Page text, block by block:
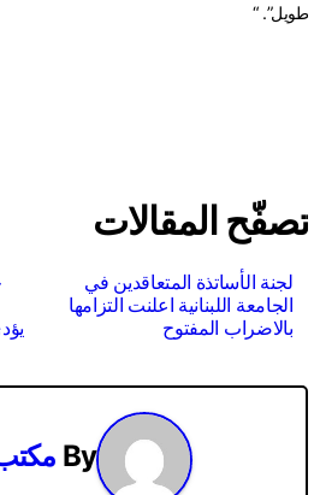
طويل”. “
تصفّح المقالات
لجنة الأساتذة المتعاقدين في
الجامعة اللبنانية اعلنت التزامها
بالاضراب المفتوح
By مكتب